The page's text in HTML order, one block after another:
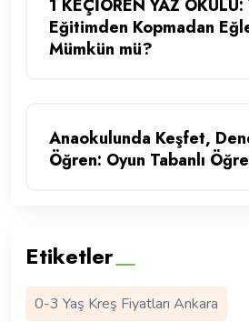
1 KEÇİÖREN YAZ
Eğitimden Kopmadan
Mümkün mü?
Anaokulunda Keşfet,
Öğren: Oyun Tabanlı
Etiketler
0-3 Yaş Kreş Fiyatları Ankara